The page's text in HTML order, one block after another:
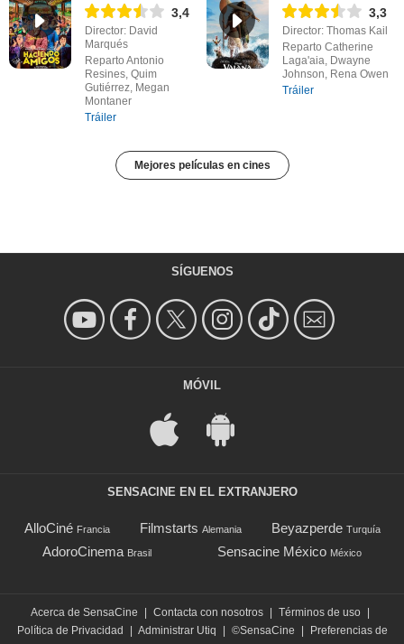
3,4
Director: David
Marqués
Reparto Antonio
Resines, Quim
Gutiérrez, Megan
Montaner
Tráiler
3,3
Director: Thomas Kail
Reparto Catherine
Laga'aia, Dwayne
Johnson, Rena Owen
Tráiler
Mejores películas en cines
SÍGUENOS
MÓVIL
SENSACINE EN EL EXTRANJERO
AlloCiné Francia Filmstarts Alemania Beyazperde Turquía
AdoroCinema Brasil Sensacine México México
Acerca de SensaCine | Contacta con nosotros | Términos de uso |
Política de Privacidad
| Administrar Utiq | ©SensaCine |
Preferencias de